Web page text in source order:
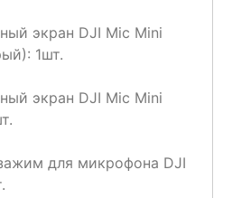
экран DJI Mic Mini
1шт.
экран DJI Mic Mini
для микрофона DJI